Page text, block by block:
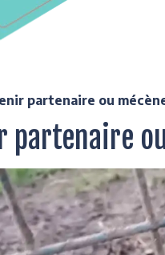
partenaire ou
partenaire